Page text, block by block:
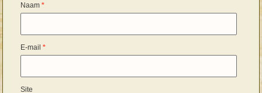
Naam*
E-mail*
Site